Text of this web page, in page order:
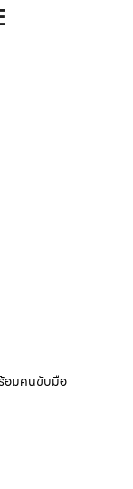
ร้อมคนขับมือ